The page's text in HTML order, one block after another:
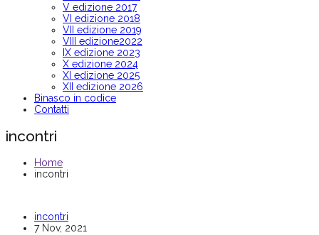
V edizione 2017
VI edizione 2018
VII edizione 2019
VIII edizione2022
IX edizione 2023
X edizione 2024
XI edizione 2025
XII edizione 2026
Binasco in codice
Contatti
incontri
Home
incontri
incontri
7 Nov, 2021